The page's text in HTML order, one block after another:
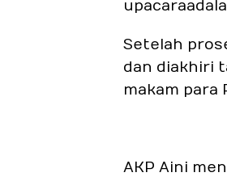
upacara
Setelah
dan diakhiri
makam para
AKP Aini